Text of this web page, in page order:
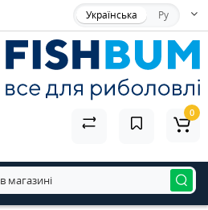
Українська Ру
0